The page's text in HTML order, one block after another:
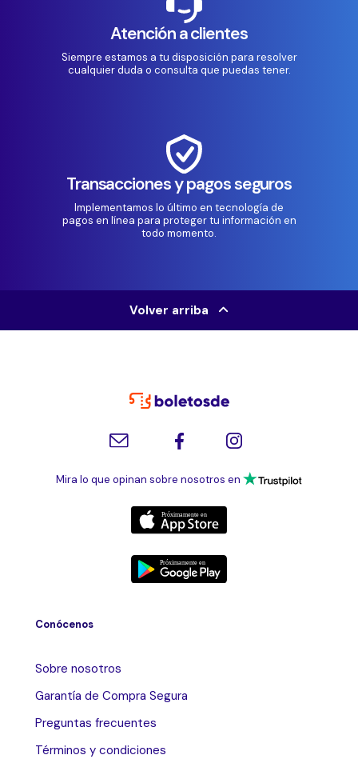
Atención a clientes
Siempre estamos a tu disposición para resolver
cualquier duda o consulta que puedas tener.
Transacciones y pagos seguros
Implementamos lo último en tecnología de
pagos en línea para proteger tu información en
todo momento.
Volver arriba
Mira lo que opinan sobre nosotros en
Conócenos
Sobre nosotros
Garantía de Compra Segura
Preguntas frecuentes
Términos y condiciones